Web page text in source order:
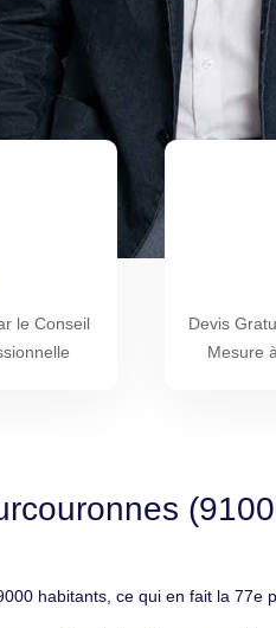
le Conseil
Devis
Mesure
habitants, ce qui en fait la 77e